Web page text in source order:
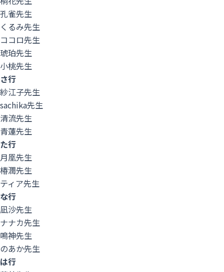
孔雀先生
くるみ先生
ココロ先生
琥珀先生
小桃先生
さ行
紗江子先生
sachika先生
清流先生
青蓮先生
た行
月凰先生
椿潤先生
ティア先生
な行
凪沙先生
ナナカ先生
鳴神先生
のあか先生
は行